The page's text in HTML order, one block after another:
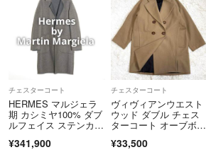
チェスターコート
HERMES マルジェラ
期 カシミヤ100% ダブ
ルフェイス ステンカラ
ブル チェスターコート
¥341,900
チェスターコート
ヴィヴィアンウエスト
ウッド ダブル チェス
ターコート オーブボタ
¥33,500